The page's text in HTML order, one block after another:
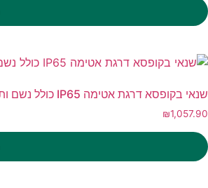
שנאי בקופסא דרגת אטימה IP65 כולל נשם ותקע 230/12V/300W
₪1,057.90